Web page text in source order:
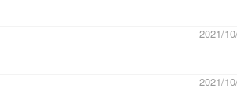
2021/
2021/